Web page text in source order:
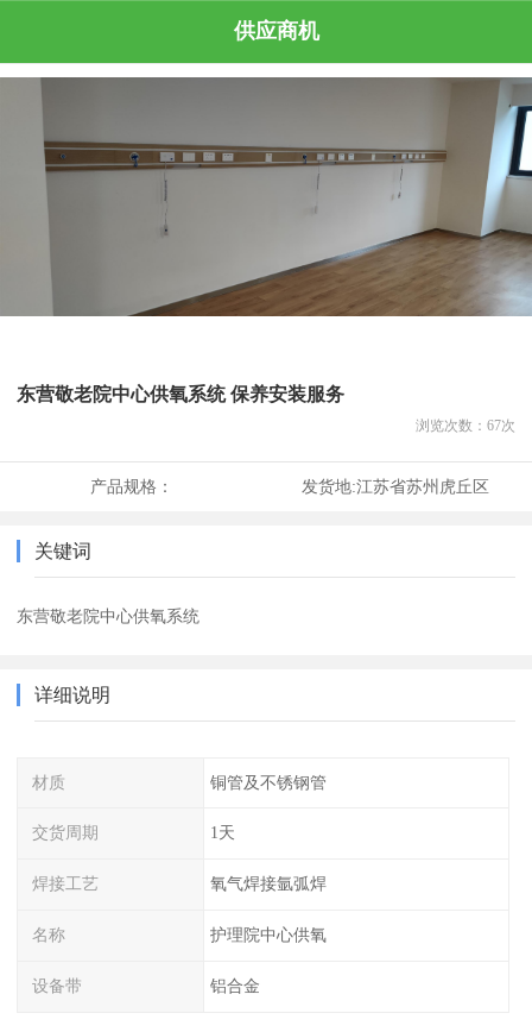
供应商机
东营敬老院中心供氧系统 保养安装服务
浏览次数： 67次
产品规格： 发货地:江苏省苏州虎丘区
关键词
东营敬老院中心供氧系统
详细说明
材质 铜管及不锈钢管
交货周期 1天
焊接工艺 氧气焊接氩弧焊
名称 护理院中心供氧
设备带 铝合金